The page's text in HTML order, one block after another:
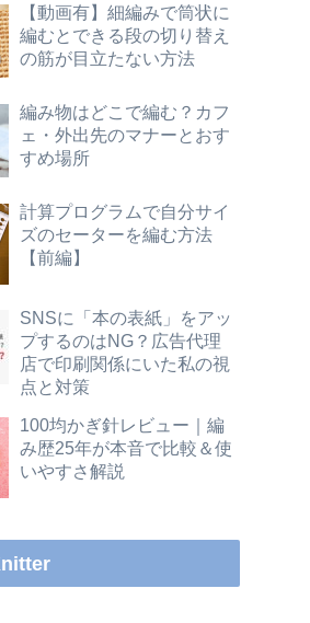
【動画有】細編みで筒状に
編むとできる段の切り替え
の筋が目立たない方法
編み物はどこで編む？カフ
ェ・外出先のマナーとおす
すめ場所
計算プログラムで自分サイ
ズのセーターを編む方法
【前編】
SNSに「本の表紙」をアッ
プするのはNG？広告代理
店で印刷関係にいた私の視
点と対策
100均かぎ針レビュー｜編
み歴25年が本音で比較＆使
いやすさ解説